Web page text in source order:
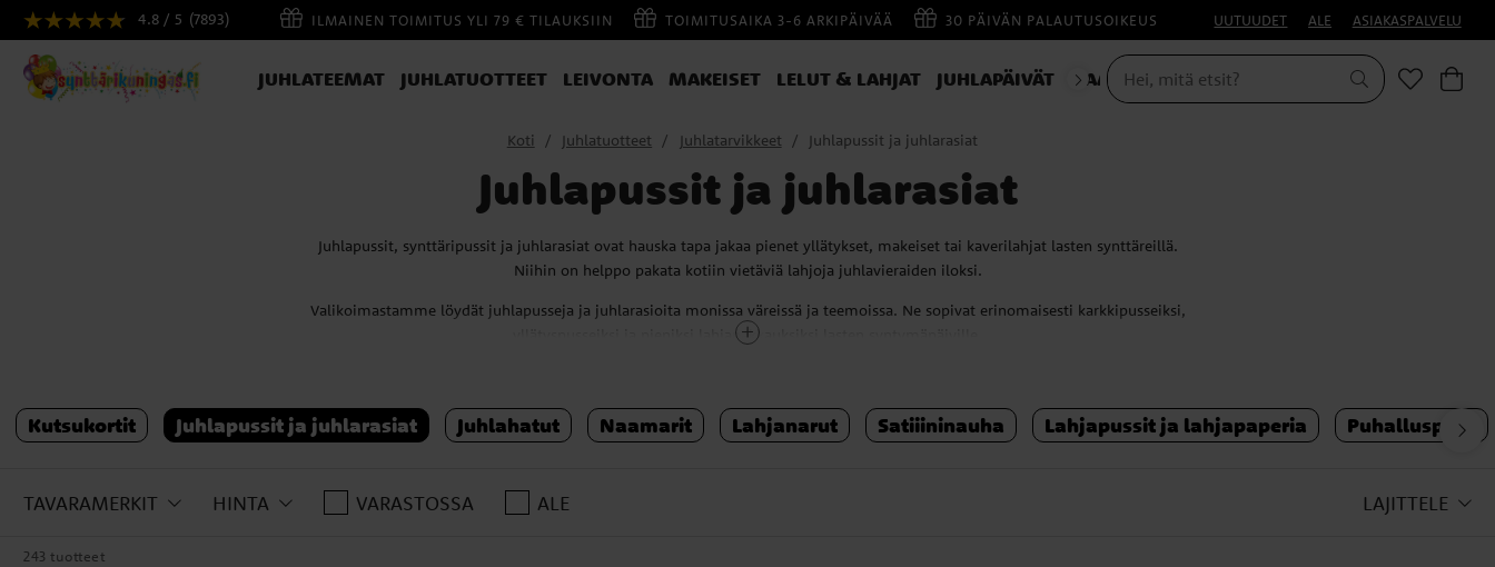
4.8 / 5 (7893) ILMAINEN TOIMITUS YLI 79 € TILAUKSIIN TOIMITUSAIKA 3-6 ARKIPÄIVÄÄ 30 PÄIVÄN PALAUTUSOIKEUS UUTUUDET ALE ASIAKASPALVELU
JUHLATEEMAT JUHLATUOTTEET LEIVONTA MAKEISET LELUT & LAHJAT JUHLAPÄIVÄT NAAMIAISET
Koti Juhlatuotteet Juhlatarvikkeet Juhlapussit ja juhlarasiat
Juhlapussit ja juhlarasiat
Juhlapussit, synttäripussit ja juhlarasiat ovat hauska tapa jakaa pienet yllätykset, makeiset tai kaverilahjat lasten synttäreillä.
Niihin on helppo pakata kotiin vietäviä lahjoja juhlavieraiden iloksi.
Valikoimastamme löydät juhlapusseja ja juhlarasioita monissa väreissä ja teemoissa. Ne sopivat erinomaisesti karkkipusseiksi,
yllätyspusseiksi ja pieniksi lahjapakkauksiksi lasten syntymäpäiville.
Kutsukortit Juhlapussit ja juhlarasiat Juhlahatut Naamarit Lahjanarut Satiiininauha Lahjapussit ja lahjapaperia Puhalluspillit
TAVARAMERKIT HINTA VARASTOSSA ALE LAJITTELE
243 tuotteet